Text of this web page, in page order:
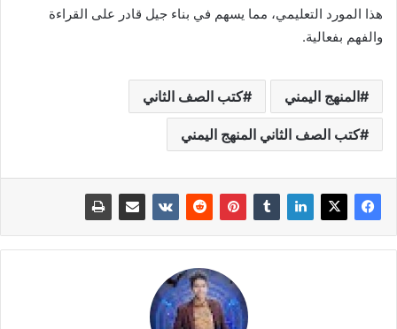
هذا المورد التعليمي، مما يسهم في بناء جيل قادر على القراءة
والفهم بفعالية.
المنهج اليمني كتب الصف الثاني
كتب الصف الثاني المنهج اليمني